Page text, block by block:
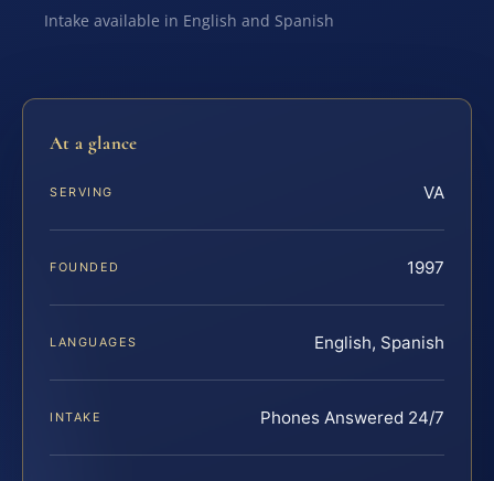
Intake available in English and Spanish
At a glance
SERVING VA
FOUNDED 1997
LANGUAGES English, Spanish
INTAKE Phones Answered 24/7